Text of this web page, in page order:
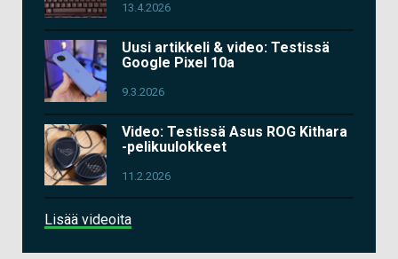
13.4.2026
Uusi artikkeli & video: Testissä
Google Pixel 10a
9.3.2026
Video: Testissä Asus ROG Kithara
-pelikuulokkeet
11.2.2026
Lisää videoita